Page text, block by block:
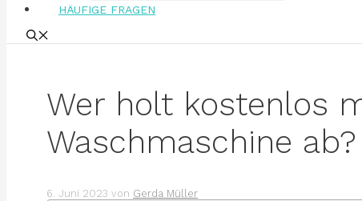
HÄUFIGE FRAGEN
Wer holt kostenlos
Waschmaschine ab?
6. Juni 2023 von Gerda Müller